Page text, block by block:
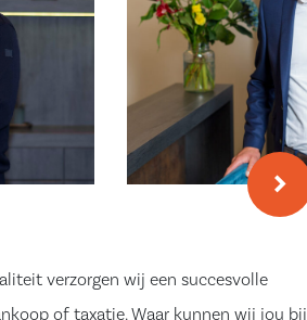
verzorgen wij een succesvolle
of taxatie. Waar kunnen wij jou bij